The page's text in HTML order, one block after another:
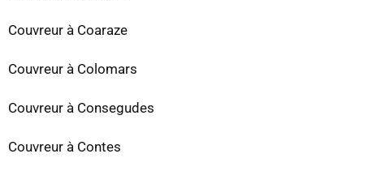
Couvreur à Coaraze
Couvreur à Colomars
Couvreur à Consegudes
Couvreur à Contes